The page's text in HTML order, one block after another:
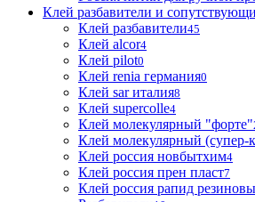
Клей разбавители и
Клей разбавители45
Клей alcor4
Клей pilot0
Клей renia германия0
Клей sar италия8
Клей supercolle4
Клей молекулярный "форте"
Клей молекулярный (супер-
Клей россия новбытхим4
Клей россия прен пласт7
Клей россия рапид